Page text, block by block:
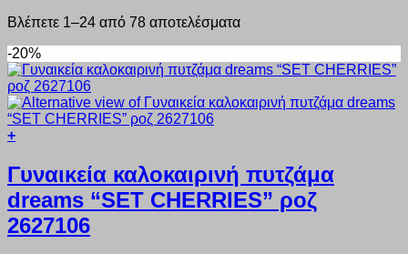
Βλέπετε 1–24 από 78 αποτελέσματα
-20%
+
το
προϊόν
έχει
πολλαπλές
παραλλαγές.
Γυναικεία καλοκαιρινή πυτζάμα
dreams “SET CHERRIES” ροζ
2627106